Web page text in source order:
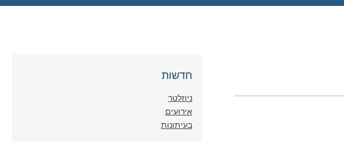
חדשות
ניוזלטר
אירועים
בעיתונות